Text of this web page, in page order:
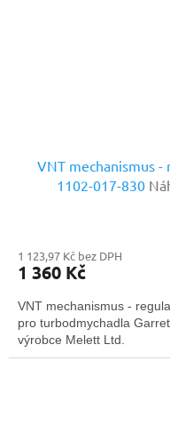
VNT mechanismus
1102-017-830
1 123,97 Kč bez DPH
1 360 Kč
VNT mechanismus -
pro turbodmychadla
výrobce Melett Ltd.